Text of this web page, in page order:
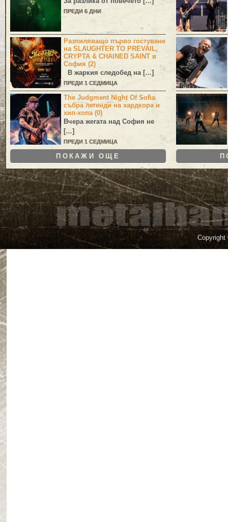
ПРЕДИ 6 ДНИ
Разпиляващо първо гостуване
на SLAUGHTER TO PREVAIL,
CRYPTA & CHAINED SAINT в
София (2)
В жаркия следобед на […]
ПРЕДИ 1 СЕДМИЦА
The Judgment Night Of Sofia
събра легенди на хардкора и
хип-хопа (0)
Вчера жегата над София не
[…]
ПРЕДИ 1 СЕДМИЦА
ПОКАЖИ ОЩЕ